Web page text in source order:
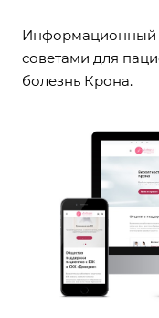
Информационный
советами для
болезнь Крона.